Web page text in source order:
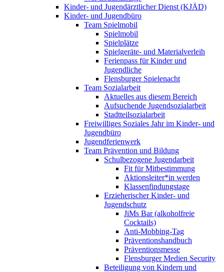
Kinder- und Jugendärztlicher Dienst (KJÄD)
Kinder- und Jugendbüro
Team Spielmobil
Spielmobil
Spielplätze
Spielgeräte- und Materialverleih
Ferienpass für Kinder und
Jugendliche
Flensburger Spielenacht
Team Sozialarbeit
Aktuelles aus diesem Bereich
Aufsuchende Jugendsozialarbeit
Stadtteilsozialarbeit
Freiwilliges Soziales Jahr im Kinder- und
Jugendbüro
Jugendferienwerk
Team Prävention und Bildung
Schulbezogene Jugendarbeit
Fit für Mitbestimmung
Aktionsleiter*in werden
Klassenfindungstage
Erzieherischer Kinder- und
Jugendschutz
JiMs Bar (alkoholfreie
Cocktails)
Anti-Mobbing-Tag
Präventionshandbuch
Präventionsmesse
Flensburger Medien Security
Beteiligung von Kindern und